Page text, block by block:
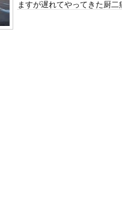
ーーム！！！」
でよ！」キチママ『そこに金庫が
ますが遅れてやってきた厨二